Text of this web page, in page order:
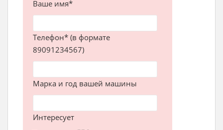
Ваше имя*
Телефон* (в формате
89091234567)
Марка и год вашей машины
Интересует